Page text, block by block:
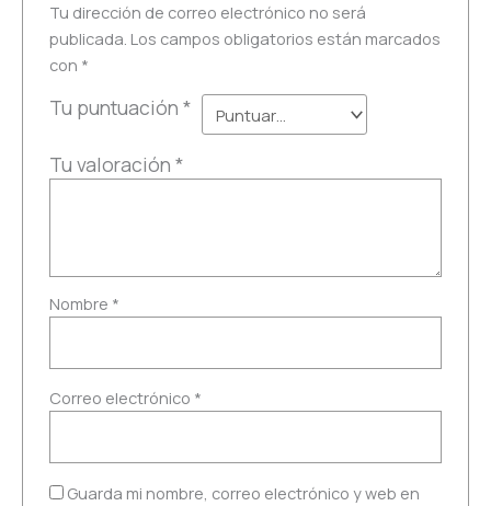
Tu dirección de correo electrónico no será
publicada. Los campos obligatorios están marcados
con *
Tu puntuación*
Tu valoración*
Nombre *
Correo electrónico *
Guarda mi nombre, correo electrónico y web en